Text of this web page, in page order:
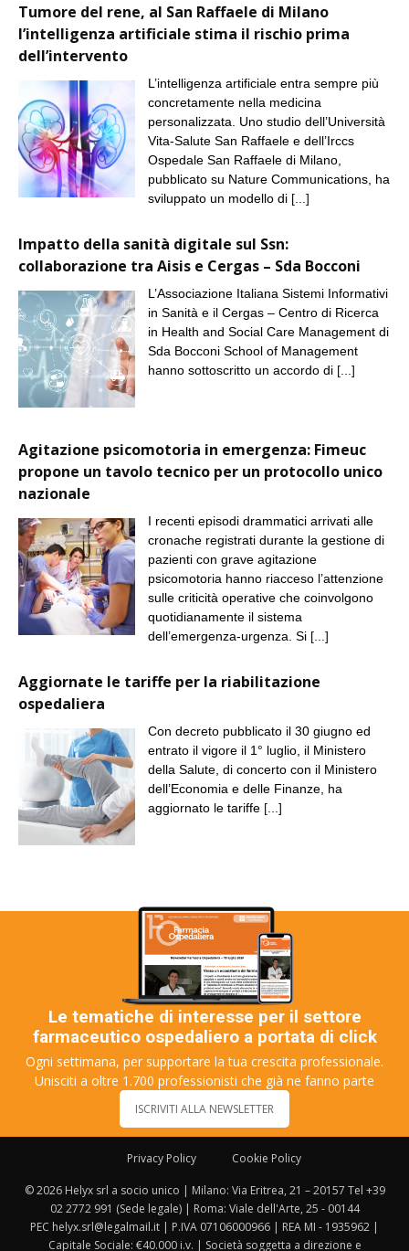
Tumore del rene, al San Raffaele di Milano
l’intelligenza artificiale stima il rischio prima
dell’intervento
L’intelligenza artificiale entra sempre più
concretamente nella medicina
personalizzata. Uno studio dell’Università
Vita-Salute San Raffaele e dell’Irccs
Ospedale San Raffaele di Milano,
pubblicato su Nature Communications, ha
sviluppato un modello di [...]
Impatto della sanità digitale sul Ssn:
collaborazione tra Aisis e Cergas – Sda Bocconi
L’Associazione Italiana Sistemi Informativi
in Sanità e il Cergas – Centro di Ricerca
in Health and Social Care Management di
Sda Bocconi School of Management
hanno sottoscritto un accordo di [...]
Agitazione psicomotoria in emergenza: Fimeuc
propone un tavolo tecnico per un protocollo unico
nazionale
I recenti episodi drammatici arrivati alle
cronache registrati durante la gestione di
pazienti con grave agitazione
psicomotoria hanno riacceso l’attenzione
sulle criticità operative che coinvolgono
quotidianamente il sistema
dell’emergenza-urgenza. Si [...]
Aggiornate le tariffe per la riabilitazione
ospedaliera
Con decreto pubblicato il 30 giugno ed
entrato il vigore il 1° luglio, il Ministero
della Salute, di concerto con il Ministero
dell’Economia e delle Finanze, ha
aggiornato le tariffe [...]
Le tematiche di interesse per il settore
farmaceutico ospedaliero a portata di click
Ogni settimana, per supportare la tua crescita professionale.
Unisciti a oltre 1.700 professionisti che già ne fanno parte
ISCRIVITI ALLA NEWSLETTER
Privacy Policy Cookie Policy
© 2026 Helyx srl a socio unico | Milano: Via Eritrea, 21 – 20157 Tel +39
02 2772 991 (Sede legale) | Roma: Viale dell'Arte, 25 - 00144
PEC helyx.srl@legalmail.it | P.IVA 07106000966 | REA MI - 1935962 |
Capitale Sociale: €40.000 i.v. | Società soggetta a direzione e